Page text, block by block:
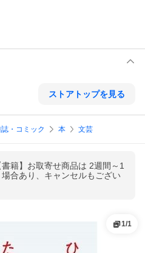
ストアトップを見る
・コミック 本 文芸
籍】お取寄せ商品は 2週間～1
合あり、キャンセルもござい
1/1